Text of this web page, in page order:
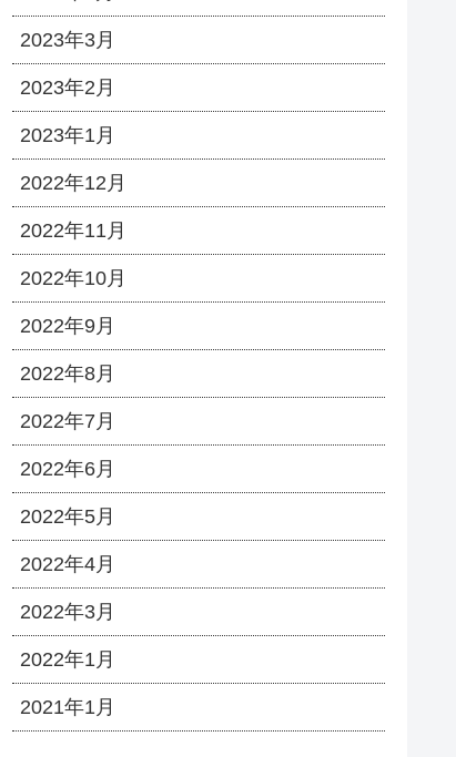
2023年3月
2023年2月
2023年1月
2022年12月
2022年11月
2022年10月
2022年9月
2022年8月
2022年7月
2022年6月
2022年5月
2022年4月
2022年3月
2022年1月
2021年1月